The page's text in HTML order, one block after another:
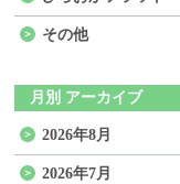
その他
月別 アーカイブ
2026年8月
2026年7月